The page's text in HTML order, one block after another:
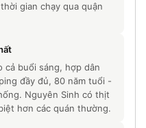
gian chạy qua quận
cả buổi sáng, hợp dân
đầy đủ, 80 năm tuổi -
Nguyên Sinh có thịt
hơn các quán thường.